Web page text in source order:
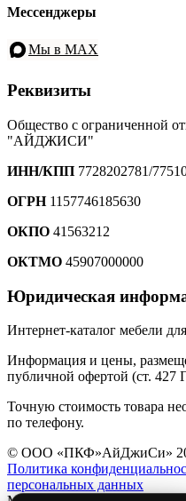
Мессенджеры
Мы в MAX
Реквизиты
Общество с ограниченной
"АЙДЖИСИ"
ИНН/КПП 7728202781/
ОГРН1157746185630
ОКПО 41563212
ОКТМО 45907000000
Юридическая
Интернет-каталог мебели
Информация и цены,
публичной офертой (ст. 427
Точную стоимость товара
по телефону.
© ООО «ПКФ»АйДжиСи»
Политика
персональных данных